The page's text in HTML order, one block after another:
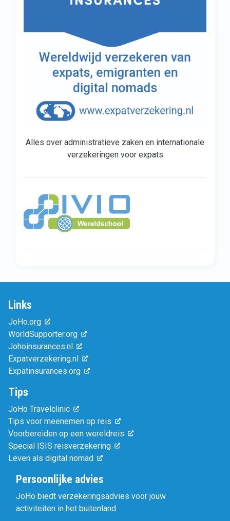
Alles over administratieve zaken en internationale
verzekeringen voor expats
Links
JoHo.org
WorldSupporter.org
Johoinsurances.nl
Expatverzekering.nl
Expatinsurances.org
Tips
JoHo Travelclinic
Tips voor meenemen op reis
Voorbereiden op een wereldreis
Special ISIS reisverzekering
Leven als digital nomad
Persoonlijke advies
JoHo biedt verzekeringsadvies voor jouw
activiteiten in het buitenland